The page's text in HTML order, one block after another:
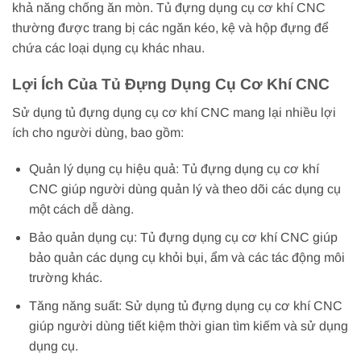
khả năng chống ăn mòn. Tủ đựng dụng cụ cơ khí CNC
thường được trang bị các ngăn kéo, kệ và hộp đựng để
chứa các loại dụng cụ khác nhau.
Lợi Ích Của Tủ Đựng Dụng Cụ Cơ Khí CNC
Sử dụng tủ đựng dụng cụ cơ khí CNC mang lại nhiều lợi
ích cho người dùng, bao gồm:
Quản lý dụng cụ hiệu quả: Tủ đựng dụng cụ cơ khí
CNC giúp người dùng quản lý và theo dõi các dụng cụ
một cách dễ dàng.
Bảo quản dụng cụ: Tủ đựng dụng cụ cơ khí CNC giúp
bảo quản các dụng cụ khỏi bụi, ẩm và các tác động môi
trường khác.
Tăng năng suất: Sử dụng tủ đựng dụng cụ cơ khí CNC
giúp người dùng tiết kiệm thời gian tìm kiếm và sử dụng
dụng cụ.